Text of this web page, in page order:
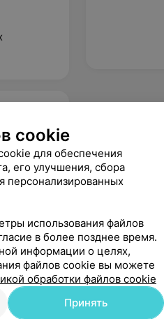
cookie
для обеспечения
его улучшения, сбора
персонализированных
использования файлов
в более позднее время.
информации о целях,
файлов cookie вы можете
обработки файлов cookie
Принять